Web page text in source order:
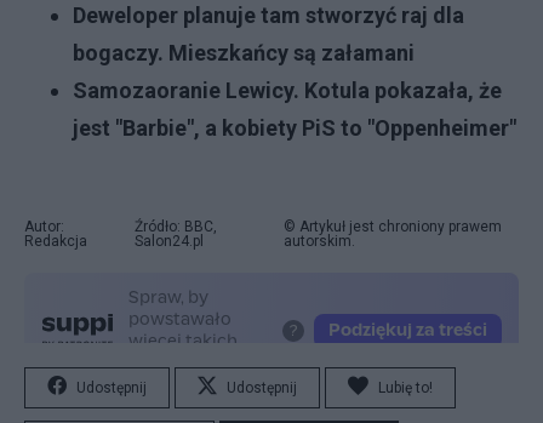
Deweloper planuje tam stworzyć raj dla
bogaczy. Mieszkańcy są załamani
Samozaoranie Lewicy. Kotula pokazała, że
jest "Barbie", a kobiety PiS to "Oppenheimer"
Autor:
Redakcja
Źródło: BBC,
Salon24.pl
© Artykuł jest chroniony prawem
autorskim.
Udostępnij Udostępnij Lubię to!